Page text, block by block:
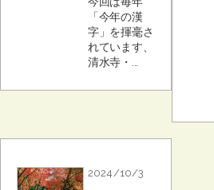
「今年の漢
字」を揮毫さ
れています、
清水寺・...
2024/10/3